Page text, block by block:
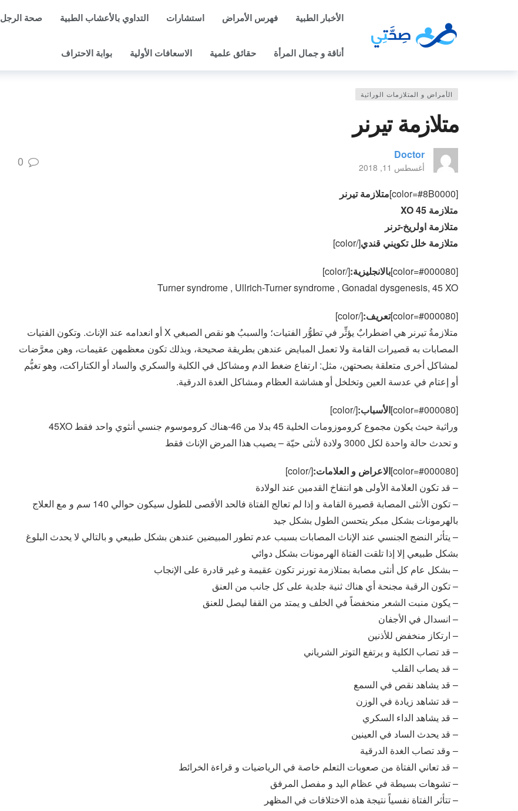
الأخبار الطبية فهرس الأمراض استشارات التداوي بالأعشاب الطبية صحة الرجل
أناقة و جمال المرأة حقائق علمية الاسعافات الأولية بوابة الاحتراف
الأمراض و المتلازمات الوراثية
متلازمة تيرنر
Doctor
أغسطس 11, 2018 0
[color=#8B0000]
متلازمة تيرنر
متلازمة 45 XO
متلازمة اولريخ-ترنر
متلازمة خلل تكويني قندي[/color]
[color=#000080] بالانجليزية:[/color]
Turner syndrome , Ullrich-Turner syndrome , Gonadal dysgenesis, 45 XO
[color=#000080] تعريف:[/color]
متلازمةُ تيرنر هي اضطرابٌ يؤثِّر في تطوُّر الفتيات؛ والسببُ هو نقص الصبغي X أو انعدامه عند الإناث. وتكون الفتيات
المصابات به قصيرات القامة ولا تعمل المبايض عندهن بطريقة صحيحة، وبذلك تكون معظمهن عقيمات، وهن معرَّضات
لمشاكل أخرى متعلقة بصحتهن، مثل: ارتفاع ضغط الدم ومشاكل في الكلية والسكري والساد أو الكتاراكت، وهو تغيُّم
أو إعتام في عدسة العين وتخلخل أو هشاشة العظام ومشاكل الغدة الدرقية.
[color=#000080] الأسباب:[/color]
وراثية حيث يكون مجموع كروموزومات الخلية 45 بدلا من 46-هناك كروموسوم جنسي أنثوي واحد فقط 45XO
و تحدث حالة واحدة لكل 3000 ولادة لأنثى حيّة – يصيب هذا المرض الإناث فقط
[color=#000080] الاعراض و العلامات:[/color]
– قد تكون العلامة الأولى هو انتفاخ القدمين عند الولادة
– تكون الأنثى المصابة قصيرة القامة و إذا لم تعالج الفتاة فالحد الأقصى للطول سيكون حوالي 140 سم و مع العلاج
بالهرمونات بشكل مبكر يتحسن الطول بشكل جيد
– يتأثر النضج الجنسي عند الإناث المصابات بسبب عدم تطور المبيضين عندهن بشكل طبيعي و بالتالي لا يحدث البلوغ
بشكل طبيعي إلا إذا تلقت الفتاة الهرمونات بشكل دوائي
– بشكل عام كل أنثى مصابة بمتلازمة تورنر تكون عقيمة و غير قادرة على الإنجاب
– تكون الرقبة مجنحة أي هناك ثنية جلدية على كل جانب من العنق
– يكون منبت الشعر منخفضاً في الخلف و يمتد من القفا ليصل للعنق
– انسدال في الأجفان
– ارتكاز منخفض للأذنين
– قد تصاب الكلية و يرتفع التوتر الشرياني
– قد يصاب القلب
– قد يشاهد نقص في السمع
– قد تشاهد زيادة في الوزن
– قد يشاهد الداء السكري
– قد يحدث الساد في العينين
– وقد تصاب الغدة الدرقية
– قد تعاني الفتاة من صعوبات التعلم خاصة في الرياضيات و قراءة الخرائط
– تشوهات بسيطة في عظام اليد و مفصل المرفق
– تتأثر الفتاة نفسياً نتيجة هذه الاختلافات في المظهر